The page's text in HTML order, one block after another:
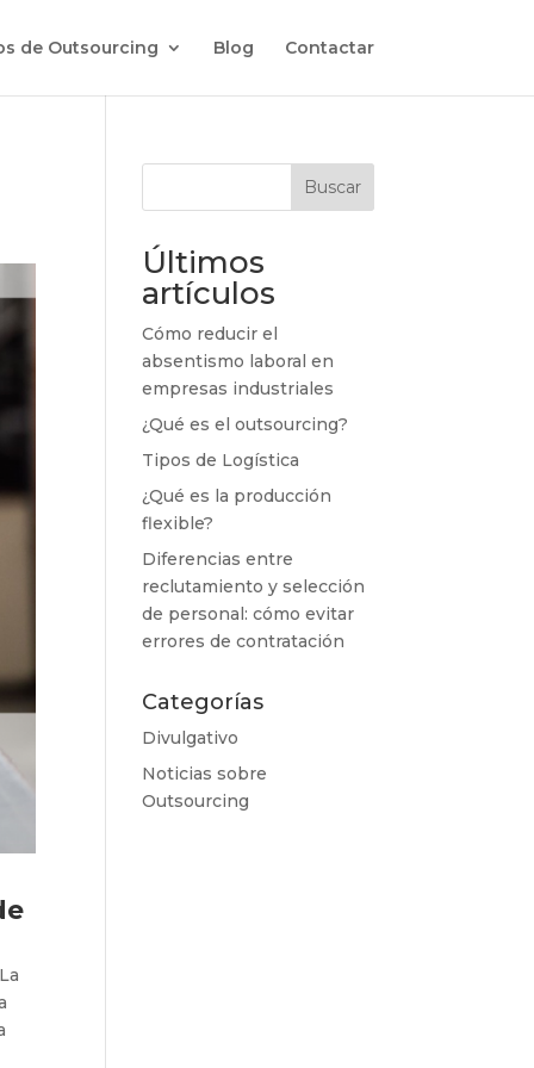
de Outsourcing Blog Contactar
Buscar
Últimos
artículos
Cómo reducir el
absentismo laboral en
empresas industriales
¿Qué es el outsourcing?
Tipos de Logística
¿Qué es la producción
flexible?
Diferencias entre
reclutamiento y selección
de personal: cómo evitar
errores de contratación
Categorías
Divulgativo
Noticias sobre
Outsourcing